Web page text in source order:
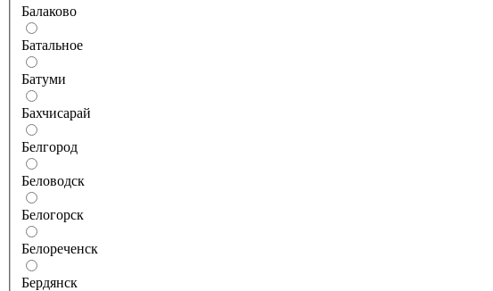
Балаково
Батальное
Батуми
Бахчисарай
Белгород
Беловодск
Белогорск
Белореченск
Бердянск